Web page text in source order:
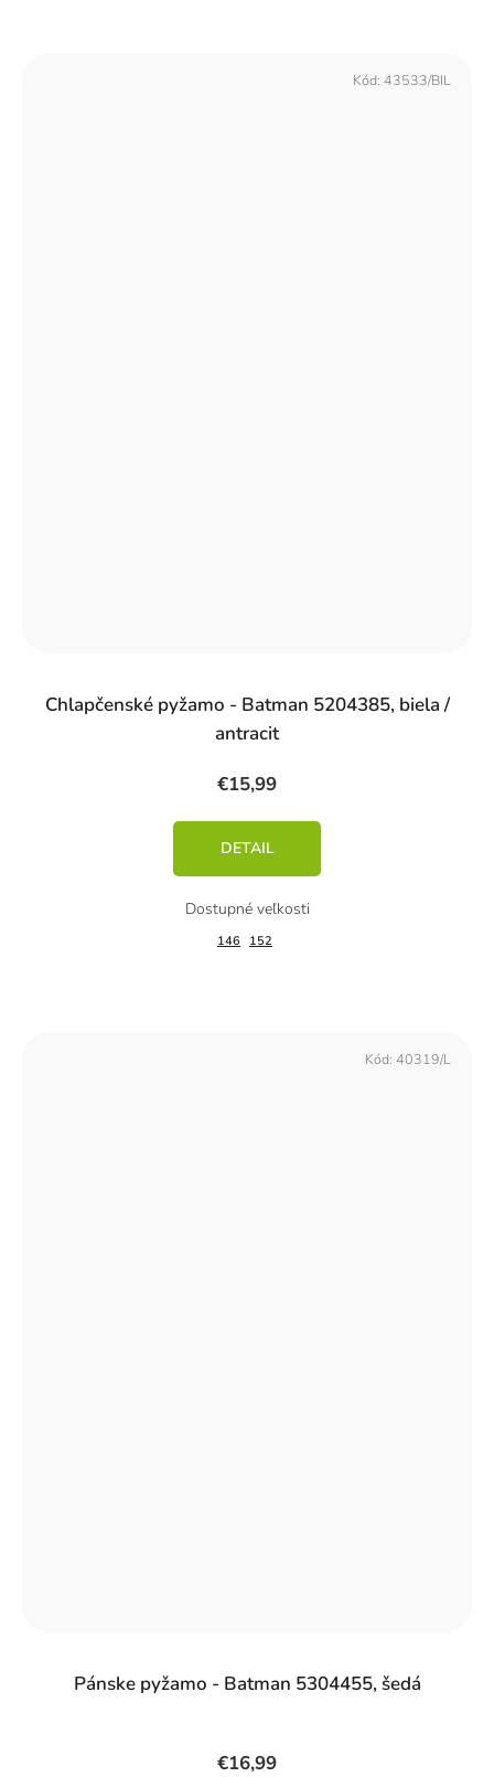
Chlapčenské pyžamo - Batman 5204385, biela /
antracit
€15,99
DETAIL
146 152
Kód: 43533/BIL
Pánske pyžamo - Batman 5304455, šedá
€16,99
Kód: 40319/L